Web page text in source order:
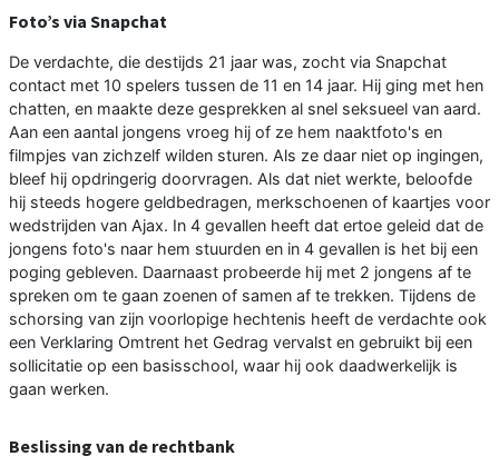
Foto’s via Snapchat
De verdachte, die destijds 21 jaar was, zocht via Snapchat
contact met 10 spelers tussen de 11 en 14 jaar. Hij ging met hen
chatten, en maakte deze gesprekken al snel seksueel van aard.
Aan een aantal jongens vroeg hij of ze hem naaktfoto's en
filmpjes van zichzelf wilden sturen. Als ze daar niet op ingingen,
bleef hij opdringerig doorvragen. Als dat niet werkte, beloofde
hij steeds hogere geldbedragen, merkschoenen of kaartjes voor
wedstrijden van Ajax. In 4 gevallen heeft dat ertoe geleid dat de
jongens foto's naar hem stuurden en in 4 gevallen is het bij een
poging gebleven. Daarnaast probeerde hij met 2 jongens af te
spreken om te gaan zoenen of samen af te trekken. Tijdens de
schorsing van zijn voorlopige hechtenis heeft de verdachte ook
een Verklaring Omtrent het Gedrag vervalst en gebruikt bij een
sollicitatie op een basisschool, waar hij ook daadwerkelijk is
gaan werken.
Beslissing van de rechtbank